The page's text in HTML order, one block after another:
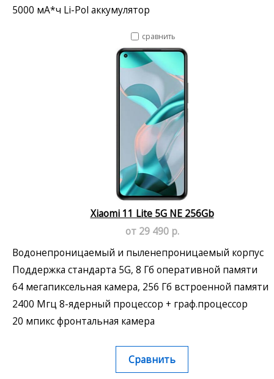
5000 мА*ч Li-Pol аккумулятор
сравнить
Xiaomi 11 Lite 5G NE 256Gb
от 29 490 р.
Водонепроницаемый и пыленепроницаемый корпус
Поддержка стандарта 5G, 8 Гб оперативной памяти
64 мегапиксельная камера, 256 Гб встроенной памяти
2400 Мгц 8-ядерный процессор + граф.процессор
20 мпикс фронтальная камера
Сравнить